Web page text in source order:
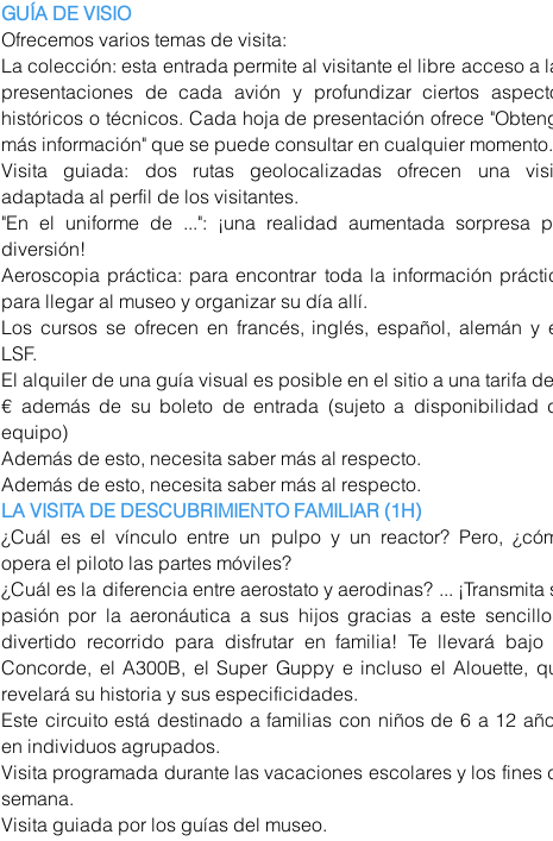
GUÍA DE VISIO
Ofrecemos varios temas de visita:
La colección: esta entrada permite al visitante el libre acceso a
presentaciones de cada avión y profundizar ciertos
históricos o técnicos. Cada hoja de presentación ofrece
más información" que se puede consultar en cualquier momento.
Visita guiada: dos rutas geolocalizadas ofrecen una
adaptada al perfil de los visitantes.
"En el uniforme de ...": ¡una realidad aumentada sorpresa
diversión!
Aeroscopia práctica: para encontrar toda la información
para llegar al museo y organizar su día allí.
Los cursos se ofrecen en francés, inglés, español, alemán y
LSF.
El alquiler de una guía visual es posible en el sitio a una tarifa
€ además de su boleto de entrada (sujeto a disponibilidad
equipo)
Además de esto, necesita saber más al respecto.
Además de esto, necesita saber más al respecto.
LA VISITA DE DESCUBRIMIENTO FAMILIAR (1H)
¿Cuál es el vínculo entre un pulpo y un reactor? Pero,
opera el piloto las partes móviles?
¿Cuál es la diferencia entre aerostato y aerodinas? ... ¡Transmita
pasión por la aeronáutica a sus hijos gracias a este
divertido recorrido para disfrutar en familia! Te llevará bajo
Concorde, el A300B, el Super Guppy e incluso el Alouette,
revelará su historia y sus especificidades.
Este circuito está destinado a familias con niños de 6 a 12
en individuos agrupados.
Visita programada durante las vacaciones escolares y los fines
semana.
Visita guiada por los guías del museo.